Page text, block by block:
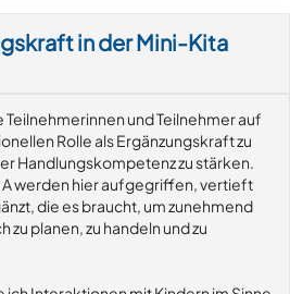
in der Mini-Kita
Teilnehmerinnen und Teilnehmer auf
Rolle als Ergänzungskraft zu
Handlungskompetenz zu stärken.
A werden hier aufgegriffen, vertieft
die es braucht, um zunehmend
planen, zu handeln und zu